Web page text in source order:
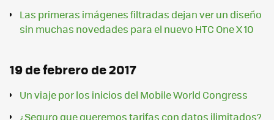
Las primeras imágenes filtradas dejan ver un diseño
sin muchas novedades para el nuevo HTC One X 10
19 de febrero de 2017
Un viaje por los inicios del Mobile World Congress
¿Seguro que queremos tarifas con datos ilimitados?